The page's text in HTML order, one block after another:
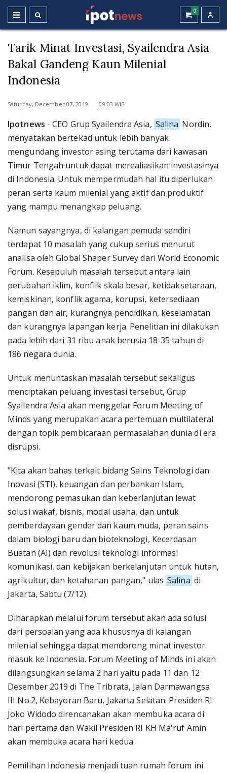
0
Tarik Minat Investasi, Syailendra Asia
Bakal Gandeng Kaun Milenial
Indonesia
Saturday, December 07, 2019 09:03 WIB
Ipotnews - CEO Grup Syailendra Asia, Salina Nordin,
menyatakan bertekad untuk lebih banyak
mengundang investor asing terutama dari kawasan
Timur Tengah untuk dapat merealiasikan investasinya
di Indonesia. Untuk mempermudah hal itu diperlukan
peran serta kaum milenial yang aktif dan produktif
yang mampu menangkap peluang.
Namun sayangnya, di kalangan pemuda sendiri
terdapat 10 masalah yang cukup serius menurut
analisa oleh Global Shaper Survey dari World Economic
Forum. Kesepuluh masalah tersebut antara lain
perubahan iklim, konflik skala besar, ketidaksetaraan,
kemiskinan, konflik agama, korupsi, ketersediaan
pangan dan air, kurangnya pendidikan, keselamatan
dan kurangnya lapangan kerja. Penelitian ini dilakukan
pada lebih dari 31 ribu anak berusia 18-35 tahun di
186 negara dunia.
Untuk menuntaskan masalah tersebut sekaligus
menciptakan peluang investasi tersebut, Grup
Syailendra Asia akan menggelar Forum Meeting of
Minds yang merupakan acara pertemuan multilateral
dengan topik pembicaraan permasalahan dunia di era
disrupsi.
"Kita akan bahas terkait bidang Sains Teknologi dan
Inovasi (STI), keuangan dan perbankan Islam,
mendorong pemasukan dan keberlanjutan lewat
solusi wakaf, bisnis, modal usaha, dan untuk
pemberdayaan gender dan kaum muda, peran sains
dalam biologi baru dan bioteknologi, Kecerdasan
Buatan (AI) dan revolusi teknologi informasi
komunikasi, dan kebijakan berkelanjutan untuk hutan,
agrikultur, dan ketahanan pangan," ulas Salina di
Jakarta, Sabtu (7/12).
Diharapkan melalui forum tersebut akan ada solusi
dari persoalan yang ada khususnya di kalangan
milenial sehingga dapat mendorong minat investor
masuk ke Indonesia. Forum Meeting of Minds ini akan
dilangsungkan selama 2 hari yaitu pada 11 dan 12
Desember 2019 di The Tribrata, Jalan Darmawangsa
III No.2, Kebayoran Baru, Jakarta Selatan. Presiden RI
Joko Widodo direncanakan akan membuka acara di
hari pertama dan Wakil Presiden RI KH Ma'ruf Amin
akan membuka acara hari kedua.
Pemilihan Indonesia menjadi tuan rumah forum ini